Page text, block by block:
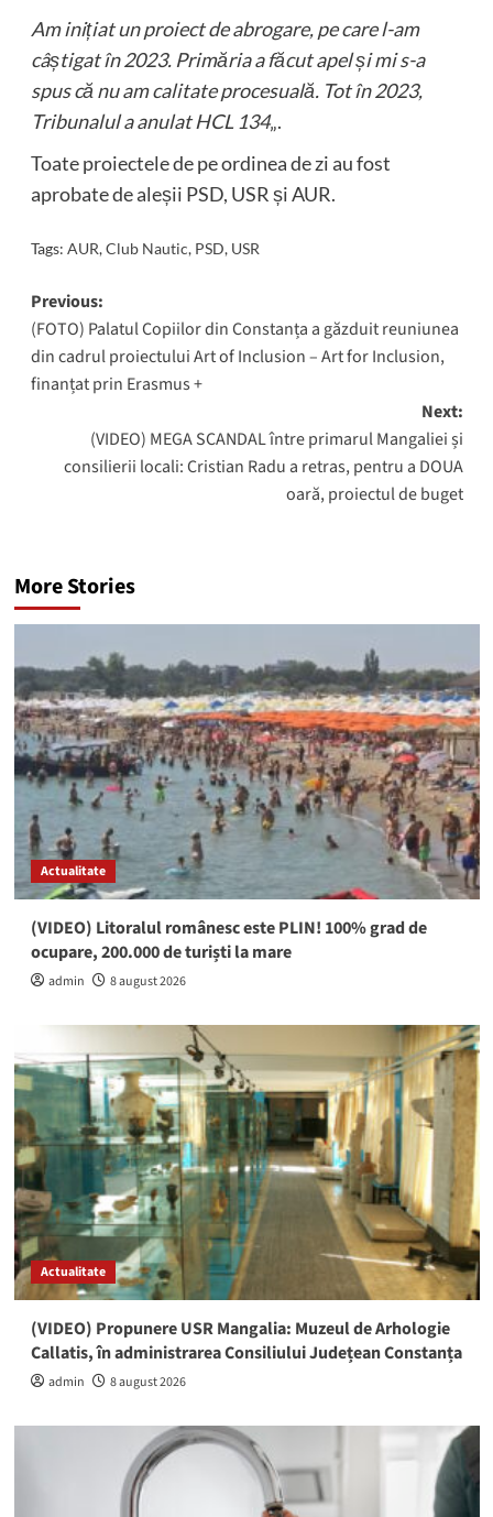
Am inițiat un proiect de abrogare, pe care l-am
câștigat în 2023. Primăria a făcut apel și mi s-a
spus că nu am calitate procesuală. Tot în 2023,
Tribunalul a anulat HCL 134„.
Toate proiectele de pe ordinea de zi au fost
aprobate de aleșii PSD, USR și AUR.
Tags: AUR,Club Nautic, PSD, USR
Post
navigation
Previous:
(FOTO) Palatul Copiilor din Constanța a găzduit reuniunea
din cadrul proiectului Art of Inclusion – Art for Inclusion,
finanțat prin Erasmus +
Next:
(VIDEO) MEGA SCANDAL între primarul Mangaliei și
consilierii locali: Cristian Radu a retras, pentru a DOUA
oară, proiectul de buget
More Stories
Actualitate
(VIDEO) Litoralul românesc este PLIN! 100% grad de
ocupare, 200.000 de turiști la mare
admin 8 august 2026
Actualitate
(VIDEO) Propunere USR Mangalia: Muzeul de Arhologie
Callatis, în administrarea Consiliului Județean Constanța
admin 8 august 2026